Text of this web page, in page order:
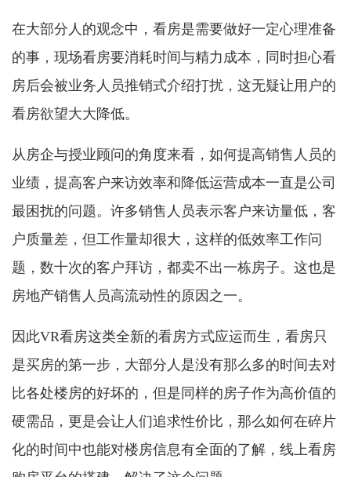
在大部分人的观念中，看房是需要做好一定心理准备
的事，现场看房要消耗时间与精力成本，同时担心看
房后会被业务人员推销式介绍打扰，这无疑让用户的
看房欲望大大降低。
从房企与授业顾问的角度来看，如何提高销售人员的
业绩，提高客户来访效率和降低运营成本一直是公司
最困扰的问题。许多销售人员表示客户来访量低，客
户质量差，但工作量却很大，这样的低效率工作问
题，数十次的客户拜访，都卖不出一栋房子。这也是
房地产销售人员高流动性的原因之一。
因此VR看房这类全新的看房方式应运而生，看房只
是买房的第一步，大部分人是没有那么多的时间去对
比各处楼房的好坏的，但是同样的房子作为高价值的
硬需品，更是会让人们追求性价比，那么如何在碎片
化的时间中也能对楼房信息有全面的了解，线上看房